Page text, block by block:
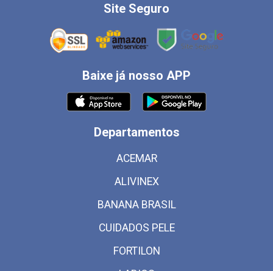
Site Seguro
Baixe já nosso APP
Departamentos
ACEMAR
ALIVINEX
BANANA BRASIL
CUIDADOS PELE
FORTILON